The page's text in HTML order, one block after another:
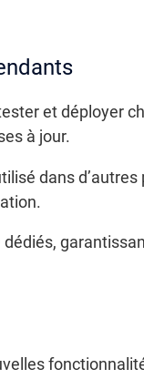
et déployer
à jour.
dans